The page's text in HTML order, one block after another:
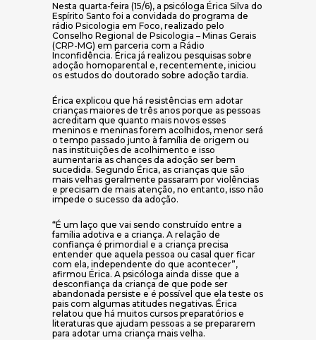
Nesta quarta-feira (15/6), a psicóloga Érica Silva do
Espírito Santo foi a convidada do programa de
rádio Psicologia em Foco, realizado pelo
Conselho Regional de Psicologia – Minas Gerais
(CRP-MG) em parceria com a Rádio
Inconfidência. Érica já realizou pesquisas sobre
adoção homoparental e, recentemente, iniciou
os estudos do doutorado sobre adoção tardia.
Érica explicou que há resistências em adotar
crianças maiores de três anos porque as pessoas
acreditam que quanto mais novos esses
meninos e meninas forem acolhidos, menor será
o tempo passado junto à família de origem ou
nas instituições de acolhimento e isso
aumentaria as chances da adoção ser bem
sucedida. Segundo Érica, as crianças que são
mais velhas geralmente passaram por violências
e precisam de mais atenção, no entanto, isso não
impede o sucesso da adoção.
“É um laço que vai sendo construído entre a
família adotiva e a criança. A relação de
confiança é primordial e a criança precisa
entender que aquela pessoa ou casal quer ficar
com ela, independente do que acontecer”,
afirmou Érica. A psicóloga ainda disse que a
desconfiança da criança de que pode ser
abandonada persiste e é possível que ela teste os
pais com algumas atitudes negativas. Érica
relatou que há muitos cursos preparatórios e
literaturas que ajudam pessoas a se prepararem
para adotar uma criança mais velha.